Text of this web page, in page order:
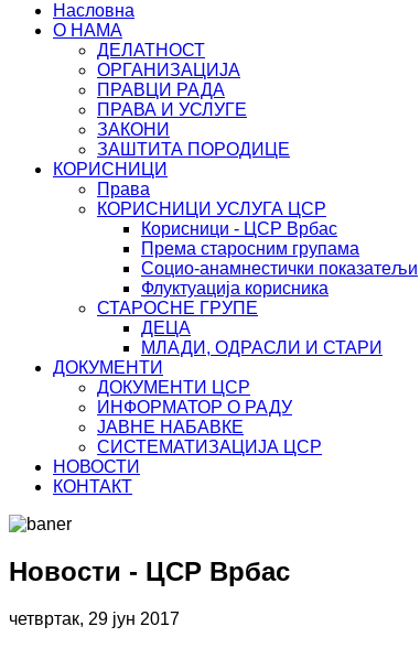
Насловна
О НАМА
ДЕЛАТНОСТ
ОРГАНИЗАЦИЈА
ПРАВЦИ РАДА
ПРАВА И УСЛУГЕ
ЗАКОНИ
ЗАШТИТА ПОРОДИЦЕ
КОРИСНИЦИ
Права
КОРИСНИЦИ УСЛУГА ЦСР
Корисници - ЦСР Врбас
Према старосним групама
Социо-анамнестички показатељи
Флуктуација корисника
СТАРОСНЕ ГРУПЕ
ДЕЦА
МЛАДИ, ОДРАСЛИ И СТАРИ
ДОКУМЕНТИ
ДОКУМЕНТИ ЦСР
ИНФОРМАТОР О РАДУ
ЈАВНЕ НАБАВКЕ
СИСТЕМАТИЗАЦИЈА ЦСР
НОВОСТИ
КОНТАКТ
Новости - ЦСР Врбас
четвртак, 29 јун 2017